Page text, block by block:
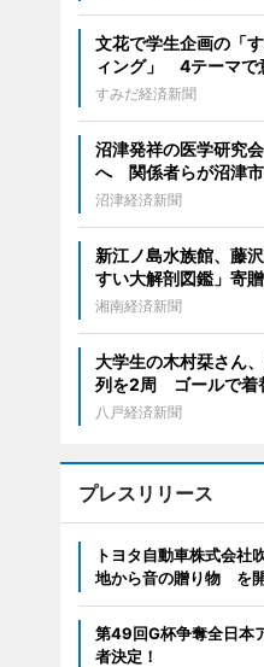
文花で学生企画の「
ィング」 4テーマで
すみだ経済新聞
沼津発祥の医学研究
へ 関係者らが沼津
沼津経済新聞
新江ノ島水族館、藤
すい大解剖図鑑」寄贈
湘南経済新聞
大学生の木村栞さん
列を2周 ゴールで着
八戸経済新聞
プレスリリース
トヨタ自動車株式会社
地から音の贈り物 を
第49回G杯争奪全日本
者決定！